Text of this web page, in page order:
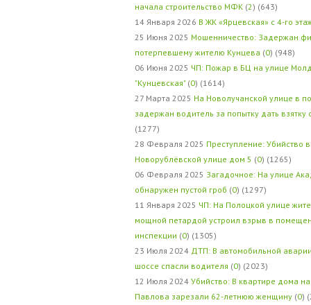
начала строительство МФК (2) (643)
14 Января 2026 В ЖК «Ярцевская» с 4-го
25 Июня 2025 Мошенничество: Задержан
потерпевшему жителю Кунцева (0) (948)
06 Июня 2025 ЧП: Пожар в БЦ на улице
"Кунцевская" (0) (1614)
27 Марта 2025 На Новолучанской улице в
задержан водитель за попытку дать
(1277)
28 Февраля 2025 Преступление: Убийство
Новорублёвской улице дом 5 (0) (1265)
06 Февраля 2025 Загадочное: На улице
обнаружен пустой гроб (0) (1297)
11 Января 2025 ЧП: На Полоцкой улице
мощной петардой устроил взрыв в
инспекции (0) (1305)
23 Июля 2024 ДТП: В автомобильной
шоссе спасли водителя (0) (2023)
12 Июля 2024 Убийство: В квартире дома
Павлова зарезали 62-летнюю женщину (0)